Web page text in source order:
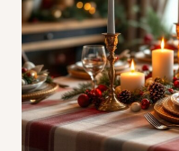
QUI
FONT
VOS
MURS